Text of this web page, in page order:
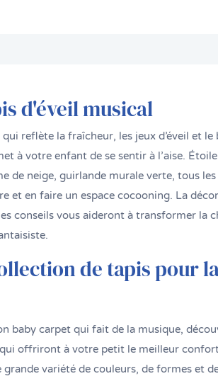
d'éveil musical
reflète la fraîcheur, les jeux d’éveil et le
à votre enfant de se sentir à l’aise.
de neige, guirlande murale verte, tous
et en faire un espace cocooning. La
conseils vous aideront à transformer la
de tapis pour
baby carpet qui fait de la musique,
qui offriront à votre petit le meilleur
variété de couleurs, de formes et